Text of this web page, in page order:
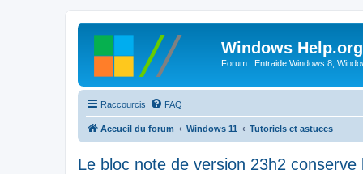
Windows Help.org
Forum : Entraide Windows 8,
Raccourcis FAQ
Accueil du forum Windows 11 Tutoriels et astuces
Le bloc note de version 23h2